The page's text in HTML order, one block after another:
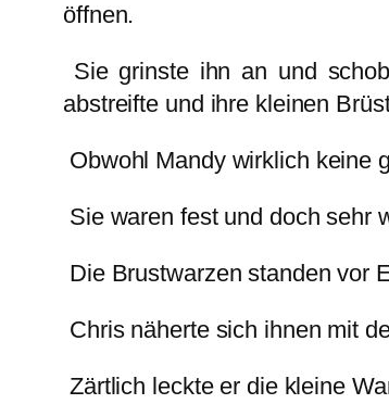
öffnen.
Sie grinste ihn an und
abstreifte und ihre kleinen
Obwohl Mandy wirklich keine
Sie waren fest und doch sehr
Die Brustwarzen standen vor
Chris näherte sich ihnen mit
Zärtlich leckte er die kleine